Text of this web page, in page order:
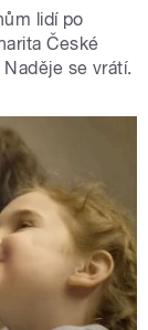
lidí po
České
se vrátí.